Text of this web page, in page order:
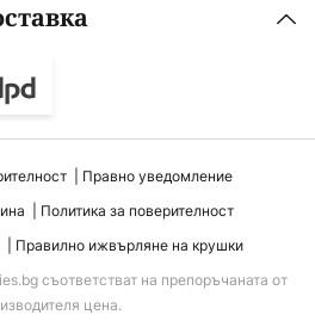
Правно уведомление
Политика за поверителност
Правилно ижвърляне на крушки
съответстват на препоръчаната от
цена.